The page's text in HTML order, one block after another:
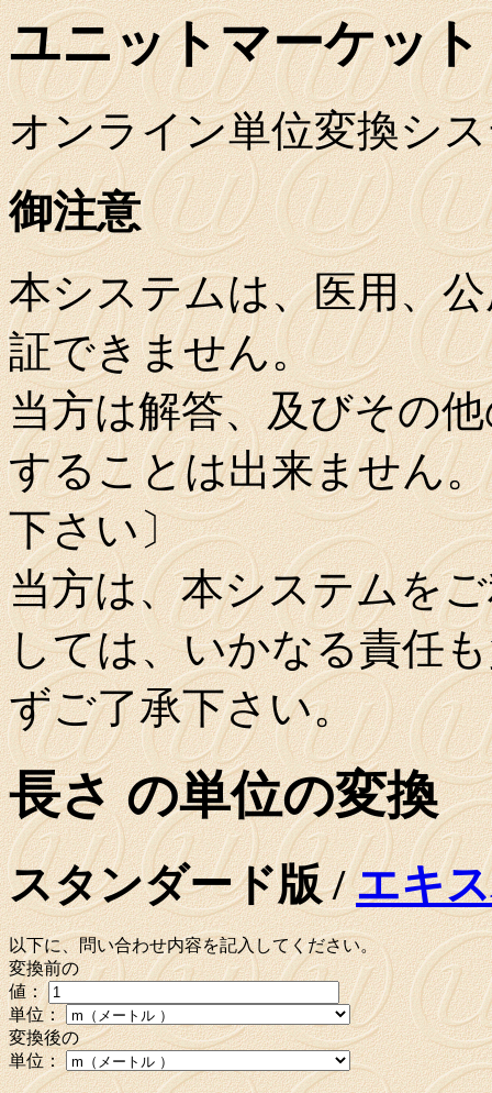
ユニットマーケット
オンライン単位変換シ
御注意
本システムは、医用、
証できません。
当方は解答、及びその
することは出来ません
下さい〕
当方は、本システムを
しては、いかなる責任
ずご了承下さい。
長さ の単位の変換
スタンダード版 /エキ
以下に、問い合わせ内容を記入してください。
変換前の
値：
単位：
変換後の
単位：